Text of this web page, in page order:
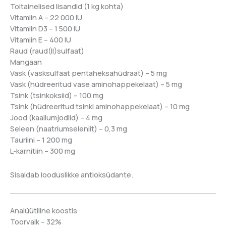
Toitainelised lisandid (1 kg kohta)
Vitamiin A – 22 000 IU
Vitamiin D3 – 1 500 IU
Vitamiin E – 400 IU
Raud (raud(II)sulfaat)
Mangaan
Vask (vasksulfaat pentaheksahüdraat) – 5 mg
Vask (hüdreeritud vase aminohappekelaat) – 5 mg
Tsink (tsinkoksiid) – 100 mg
Tsink (hüdreeritud tsinki aminohappekelaat) – 10 mg
Jood (kaaliumjodiid) – 4 mg
Seleen (naatriumseleniit) – 0,3 mg
Tauriini – 1 200 mg
L-karnitiin – 300 mg
Sisaldab looduslikke antioksüdante.
Analüütiline koostis
Toorvalk – 32%